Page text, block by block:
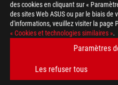
des cookies en cliquant sur «
des sites Web ASUS ou par le biais de
d'informations, veuillez visiter la page
« Cookies et technologies similaires ».
Paramètres
Les refuser tous
ASUS
Footer
> GAMING MANETTES >
OBTENEZ LES DERNIÈRES OFFRES